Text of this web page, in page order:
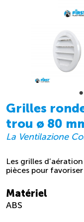
Grilles
trou ø 80
La Ventilazione
Les grilles
pièces pour
Matériel
ABS